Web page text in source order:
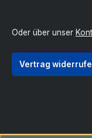
Oder über unser
Vertrag